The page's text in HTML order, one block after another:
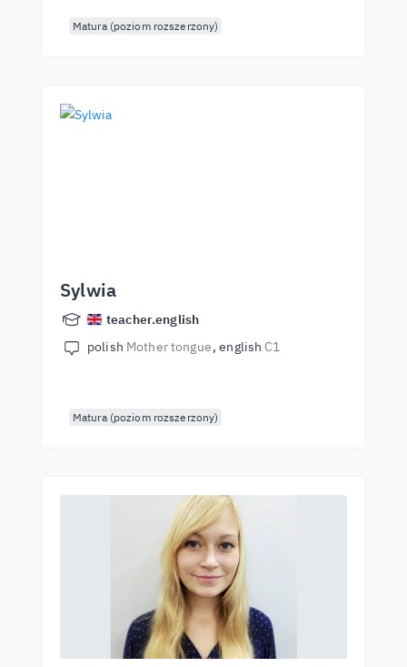
Matura (poziom rozszerzony)
Sylwia
teacher.english
polish Mother tongue english C1
Matura (poziom rozszerzony)